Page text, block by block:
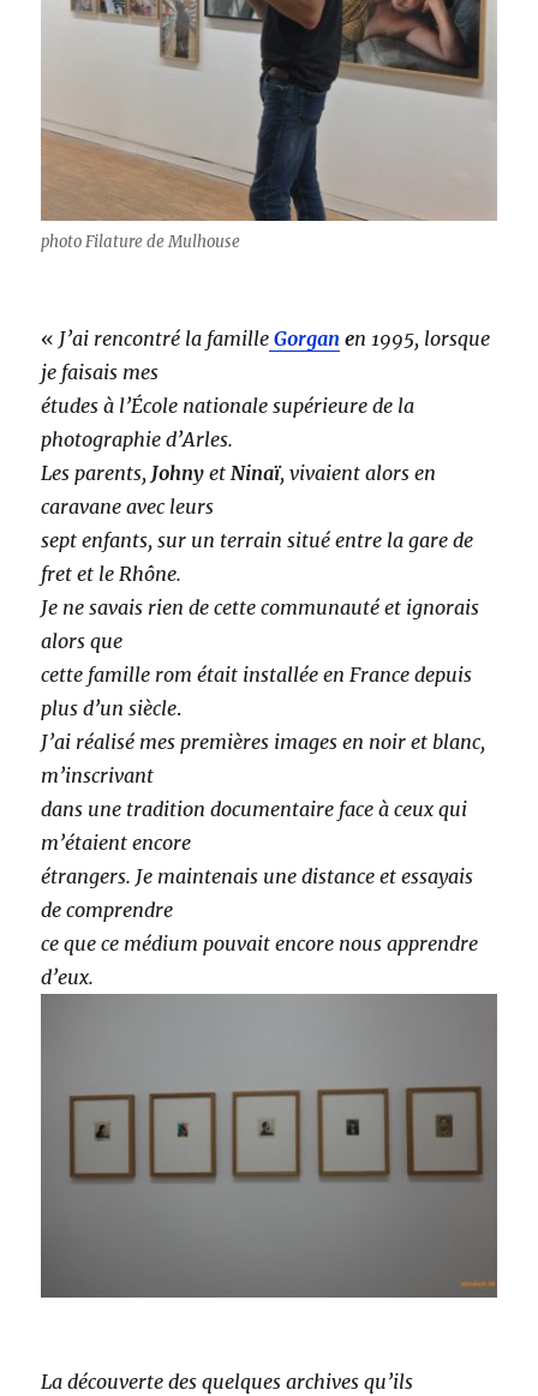
photo Filature de Mulhouse
« J’ai rencontré la famille Gorgan en 1995, lorsque
je faisais mes
études à l’École nationale supérieure de la
photographie d’Arles.
Les parents, Johny et Ninaï, vivaient alors en
caravane avec leurs
sept enfants, sur un terrain situé entre la gare de
fret et le Rhône.
Je ne savais rien de cette communauté et ignorais
alors que
cette famille rom était installée en France depuis
plus d’un siècle.
J’ai réalisé mes premières images en noir et blanc,
m’inscrivant
dans une tradition documentaire face à ceux qui
m’étaient encore
étrangers. Je maintenais une distance et essayais
de comprendre
ce que ce médium pouvait encore nous apprendre
d’eux.
La découverte des quelques archives qu’ils